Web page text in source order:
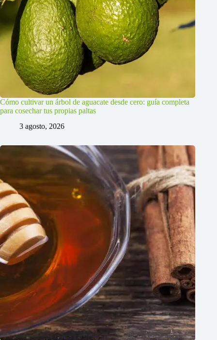
Cómo cultivar un árbol de aguacate desde cero: guía completa
para cosechar tus propias paltas
3 agosto, 2026